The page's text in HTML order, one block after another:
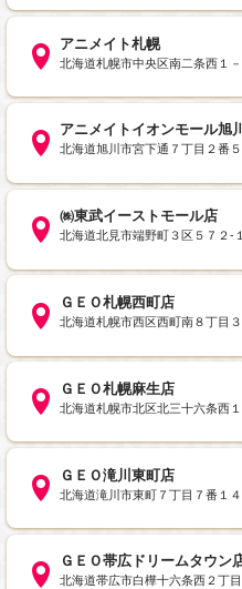
アニメイト札幌
北海道札幌市中央区南二条西１
アニメイトイオンモール旭
北海道旭川市宮下通７丁目２番
㈱東武イーストモール店
北海道北見市端野町３区５７２‐１
ＧＥＯ札幌西町店
北海道札幌市西区西町南８丁目
ＧＥＯ札幌麻生店
北海道札幌市北区北三十六条西
ＧＥＯ滝川東町店
北海道滝川市東町７丁目７番１
ＧＥＯ帯広ドリームタウン
北海道帯広市白樺十六条西２丁